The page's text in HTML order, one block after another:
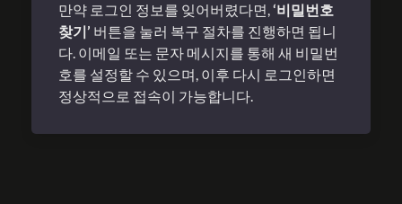
만약 로그인 정보를 잊어버렸다면,‘비밀번호
찾기’ 버튼을 눌러 복구 절차를 진행하면 됩니
다. 이메일 또는 문자 메시지를 통해 새 비밀번
호를 설정할 수 있으며, 이후 다시 로그인하면
정상적으로 접속이 가능합니다.